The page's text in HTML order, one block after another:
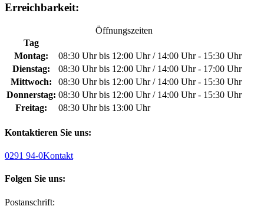
Erreichbarkeit:
Öffnungszeiten
Tag
Montag:
08:30 Uhr bis 12:00 Uhr / 14:00 Uhr - 15:30 Uhr
Dienstag:
08:30 Uhr bis 12:00 Uhr / 14:00 Uhr - 17:00 Uhr
Mittwoch:
08:30 Uhr bis 12:00 Uhr / 14:00 Uhr - 15:30 Uhr
Donnerstag: 08:30 Uhr bis 12:00 Uhr / 14:00 Uhr - 15:30 Uhr
Freitag:
08:30 Uhr bis 13:00 Uhr
Kontaktieren Sie uns:
0291 94-0Kontakt
Folgen Sie uns:
Postanschrift: